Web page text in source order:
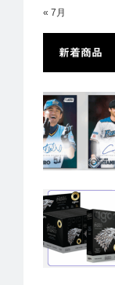
« 7月
新着商品